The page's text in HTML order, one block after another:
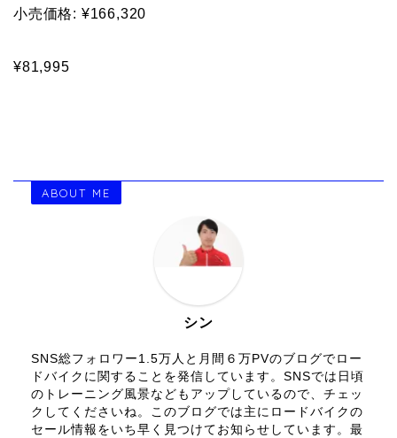
小売価格: ¥166,320
¥81,995
ABOUT ME
シン
SNS総フォロワー1.5万人と月間６万PVのブログでロー
ドバイクに関することを発信しています。SNSでは日頃
のトレーニング風景などもアップしているので、チェッ
クしてくださいね。このブログでは主にロードバイクの
セール情報をいち早く見つけてお知らせしています。最